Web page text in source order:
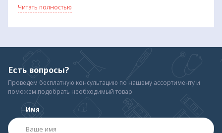
Сертификат Госстандарта России об утверждении типа
средств измерений RU.C.39.001.A № 18865
№78.01.06.427.П.002654.05.04
индикатор с тремя режимами фоновой
подсветки;
Работа от встроенного аккумулятора до 56
Оперативность и наглядность результатов
измерений;
Электронная и механическая защита от
Читать полностью
Есть вопросы?
Проведем бесплатную консультацию по нашему ассортименту и
поможем подобрать необходимый товар
Имя